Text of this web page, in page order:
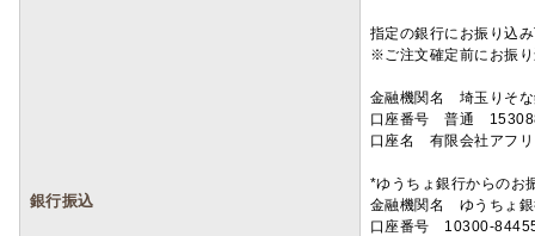
銀行振込
指定の銀行にお振り込
※ご注文確定前にお振
金融機関名 埼玉りそ
口座番号 普通
口座名 有限会社アフ
*ゆうちょ銀行からのお
金融機関名 ゆうちょ
口座番号 10300-